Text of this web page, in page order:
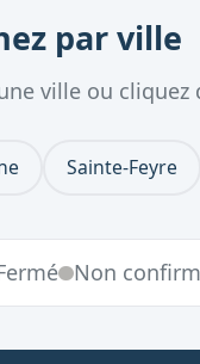
par ville
ville ou
Sainte-Feyre
Non